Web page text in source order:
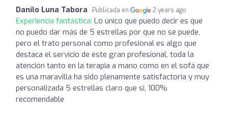
Danilo Luna Tabora Publicada en 2 years ago
Experiencia fantástica: Lo único que puedo decir es que
no puedo dar más de 5 estrellas por que no se puede,
pero el trato personal como profesional es algo que
destaca el servicio de este gran profesional, toda la
atención tanto en la terapia a mano como en el sofá que
es una maravilla ha sido plenamente satisfactoria y muy
personalizada 5 estrellas claro que si, 100%
recomendable